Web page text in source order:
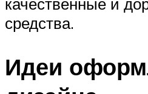
средства.
Идеи